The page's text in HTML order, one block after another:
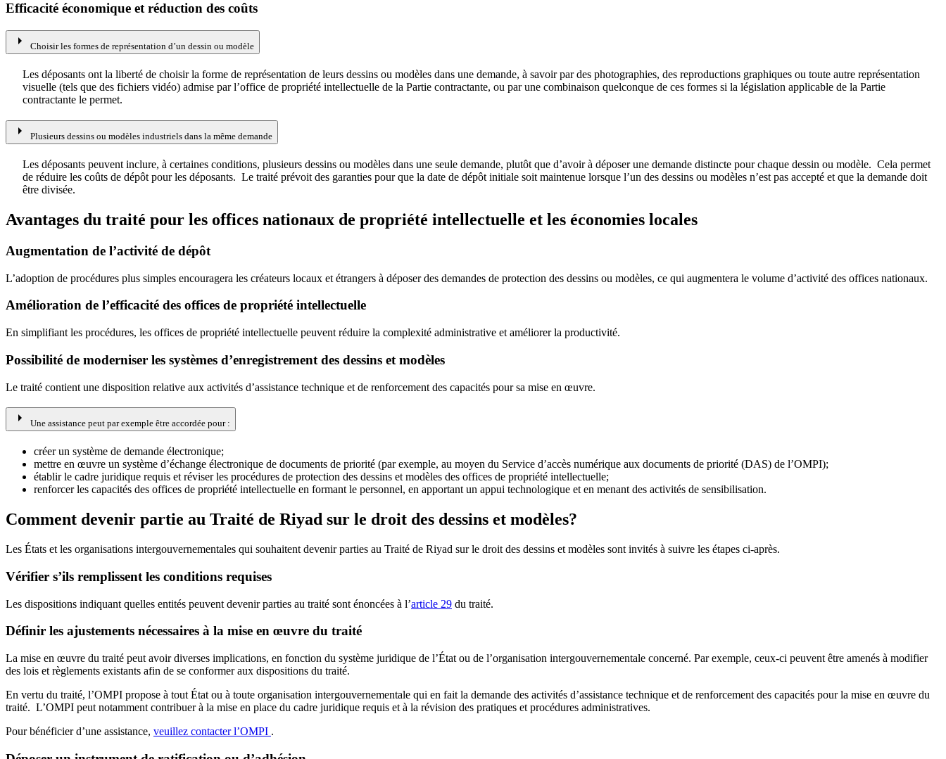
Efficacité économique et réduction des coûts
arrow_right Choisir les formes de représentation d’un dessin ou modèle
Les déposants ont la liberté de choisir la forme de représentation de leurs dessins ou modèles dans une demande, à savoir par des photographies, des reproductions graphiques ou toute autre représentation
visuelle (tels que des fichiers vidéo) admise par l’office de propriété intellectuelle de la Partie contractante, ou par une combinaison quelconque de ces formes si la législation applicable de la Partie
contractante le permet.
arrow_right Plusieurs dessins ou modèles industriels dans la même demande
Les déposants peuvent inclure, à certaines conditions, plusieurs dessins ou modèles dans une seule demande, plutôt que d’avoir à déposer une demande distincte pour chaque dessin ou modèle. Cela permet
de réduire les coûts de dépôt pour les déposants. Le traité prévoit des garanties pour que la date de dépôt initiale soit maintenue lorsque l’un des dessins ou modèles n’est pas accepté et que la demande doit
être divisée.
Avantages du traité pour les offices nationaux de propriété intellectuelle et les économies locales
Augmentation de l’activité de dépôt
L’adoption de procédures plus simples encouragera les créateurs locaux et étrangers à déposer des demandes de protection des dessins ou modèles, ce qui augmentera le volume d’activité des offices nationaux.
Amélioration de l’efficacité des offices de propriété intellectuelle
En simplifiant les procédures, les offices de propriété intellectuelle peuvent réduire la complexité administrative et améliorer la productivité.
Possibilité de moderniser les systèmes d’enregistrement des dessins et modèles
Le traité contient une disposition relative aux activités d’assistance technique et de renforcement des capacités pour sa mise en œuvre.
arrow_right Une assistance peut par exemple être accordée pour :
créer un système de demande électronique;
mettre en œuvre un système d’échange électronique de documents de priorité (par exemple, au moyen du Service d’accès numérique aux documents de priorité (DAS) de l’OMPI);
établir le cadre juridique requis et réviser les procédures de protection des dessins et modèles des offices de propriété intellectuelle;
renforcer les capacités des offices de propriété intellectuelle en formant le personnel, en apportant un appui technologique et en menant des activités de sensibilisation.
Comment devenir partie au Traité de Riyad sur le droit des dessins et modèles?
Les États et les organisations intergouvernementales qui souhaitent devenir parties au Traité de Riyad sur le droit des dessins et modèles sont invités à suivre les étapes ci-après.
Vérifier s’ils remplissent les conditions requises
Les dispositions indiquant quelles entités peuvent devenir parties au traité sont énoncées à l’article 29 du traité.
Définir les ajustements nécessaires à la mise en œuvre du traité
La mise en œuvre du traité peut avoir diverses implications, en fonction du système juridique de l’État ou de l’organisation intergouvernementale concerné. Par exemple, ceux-ci peuvent être amenés à modifier
des lois et règlements existants afin de se conformer aux dispositions du traité.
En vertu du traité, l’OMPI propose à tout État ou à toute organisation intergouvernementale qui en fait la demande des activités d’assistance technique et de renforcement des capacités pour la mise en œuvre du
traité. L’OMPI peut notamment contribuer à la mise en place du cadre juridique requis et à la révision des pratiques et procédures administratives.
Pour bénéficier d’une assistance, veuillez contacter l’OMPI .